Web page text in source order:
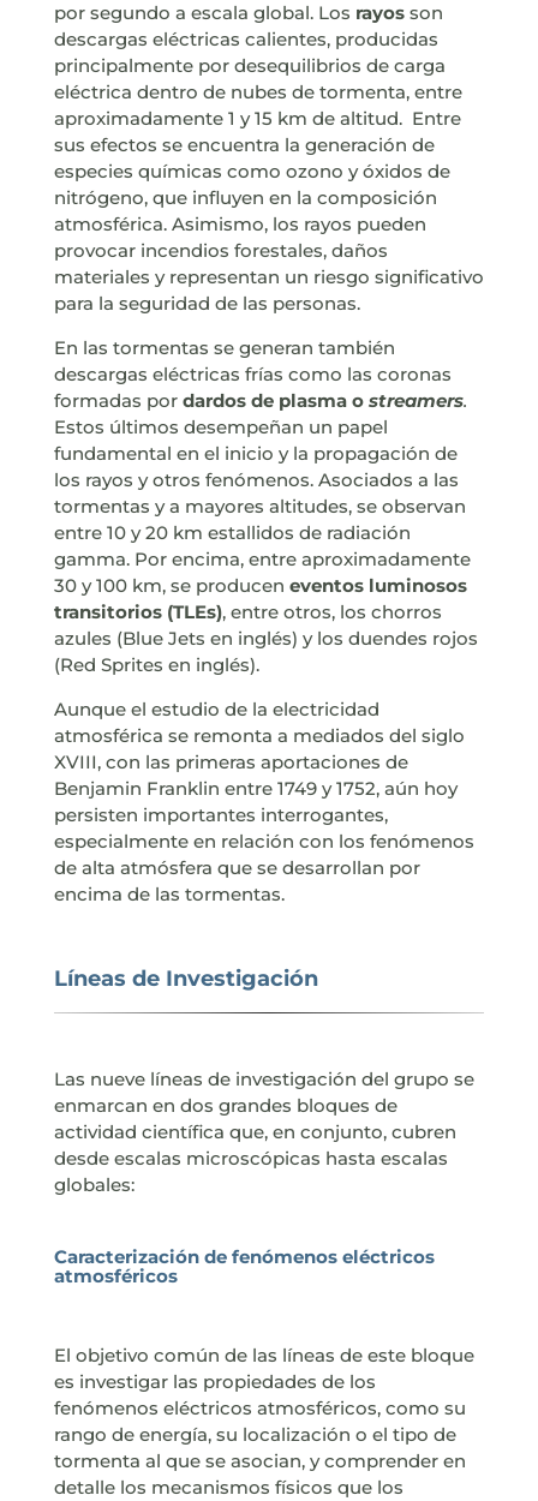
por segundo a escala global. Los rayosson
descargas eléctricas calientes, producidas
principalmente por desequilibrios de carga
eléctrica dentro de nubes de tormenta, entre
aproximadamente 1 y 15 km de altitud. Entre
sus efectos se encuentra la generación de
especies químicas como ozono y óxidos de
nitrógeno, que influyen en la composición
atmosférica. Asimismo, los rayos pueden
provocar incendios forestales, daños
materiales y representan un riesgo significativo
para la seguridad de las personas.
En las tormentas se generan también
descargas eléctricas frías como las coronas
formadas por dardos de plasma o streamers.
Estos últimos desempeñan un papel
fundamental en el inicio y la propagación de
los rayos y otros fenómenos. Asociados a las
tormentas y a mayores altitudes, se observan
entre 10 y 20 km estallidos de radiación
gamma. Por encima, entre aproximadamente
30 y 100 km, se producen eventos luminosos
transitorios (TLEs), entre otros, los chorros
azules (Blue Jets en inglés) y los duendes rojos
(Red Sprites en inglés).
Aunque el estudio de la electricidad
atmosférica se remonta a mediados del siglo
XVIII, con las primeras aportaciones de
Benjamin Franklin entre 1749 y 1752, aún hoy
persisten importantes interrogantes,
especialmente en relación con los fenómenos
de alta atmósfera que se desarrollan por
encima de las tormentas.
Líneas de Investigación
Las nueve líneas de investigación del grupo se
enmarcan en dos grandes bloques de
actividad científica que, en conjunto, cubren
desde escalas microscópicas hasta escalas
globales:
Caracterización de fenómenos eléctricos
atmosféricos
El objetivo común de las líneas de este bloque
es investigar las propiedades de los
fenómenos eléctricos atmosféricos, como su
rango de energía, su localización o el tipo de
tormenta al que se asocian, y comprender en
detalle los mecanismos físicos que los